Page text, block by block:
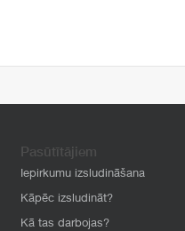
Pasūtītājiem
Iepirkumu izsludināšana
Kāpēc izsludināt?
Kā tas darbojas?